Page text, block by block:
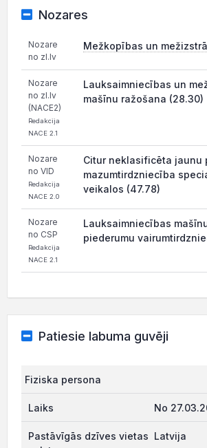
Nozares
Nozare
no zl.lv
Mežkopības un
Nozare
no zl.lv
(NACE2)
Redakcija
NACE 2.1
Lauksaimniecības un
mašīnu ražošana (28.30)
Nozare
no VID
Redakcija
NACE 2.0
Citur neklasificēta jaunu
mazumtirdzniecība
veikalos (47.78)
Nozare
no CSP
Redakcija
NACE 2.1
Lauksaimniecības
piederumu
Patiesie labuma guvēji
Fiziska persona
No
Latvija